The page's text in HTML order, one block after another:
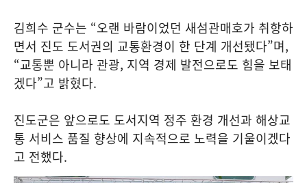
김희수 군수는 “오랜 바람이었던 새섬관매호가 취항하
면서 진도 도서권의 교통환경이 한 단계 개선됐다”며,
“교통뿐 아니라 관광, 지역 경제 발전으로도 힘을 보태
겠다”고 밝혔다.
진도군은 앞으로도 도서지역 정주 환경 개선과 해상교
통 서비스 품질 향상에 지속적으로 노력을 기울이겠다
고 전했다.